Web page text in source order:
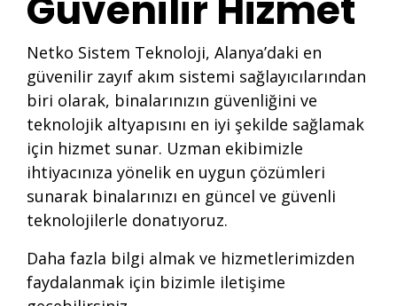
Netko Sistem Teknoloji, Alanya’daki en
güvenilir zayıf akım sistemi sağlayıcılarından
biri olarak, binalarınızın güvenliğini ve
teknolojik altyapısını en iyi şekilde sağlamak
için hizmet sunar. Uzman ekibimizle
ihtiyacınıza yönelik en uygun çözümleri
sunarak binalarınızı en güncel ve güvenli
teknolojilerle donatıyoruz.
Daha fazla bilgi almak ve hizmetlerimizden
faydalanmak için bizimle iletişime